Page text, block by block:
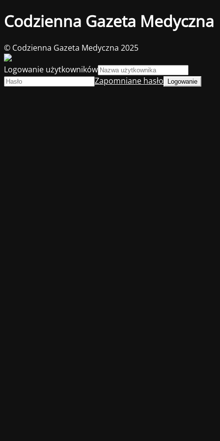
Codzienna Gazeta Medyczna
© Codzienna Gazeta Medyczna 2025
Logowanie użytkowników
Zapomniane hasło